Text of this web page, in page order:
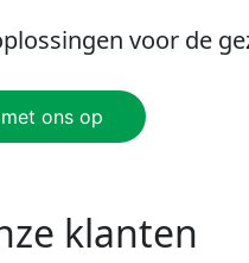
voorde
ons op
klanten